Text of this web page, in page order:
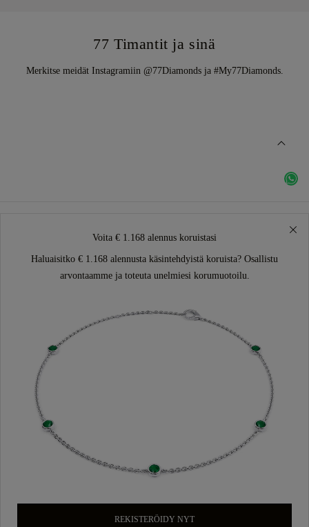
77 Timantit ja sinä
Merkitse meidät Instagramiin @77Diamonds ja #My77Diamonds.
Voita € 1.168 alennus koruistasi
Haluaisitko € 1.168 alennusta käsintehdyistä koruista? Osallistu
arvontaamme ja toteuta unelmiesi korumuotoilu.
REKISTERÖIDY NYT